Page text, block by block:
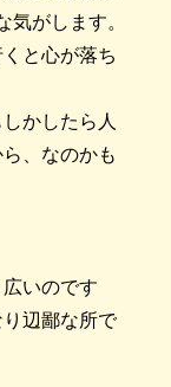
気がします。
と心が落ち
かしたら人
、なのかも
いのです
辺鄙な所で